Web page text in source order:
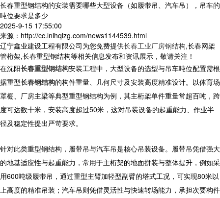
长春重型钢结构的安装需要哪些大型设备（如履带吊、汽车吊），吊车的
吨位要求是多少
2025-9-15 17:55:00
来源：http://cc.lnlhqlzg.com/news1144539.html
辽宁鑫业建设工程有限公司为您免费提供长春工业厂房钢结构,长春网架
管桁架,长春重型钢结构等相关信息发布和资讯展示，敬请关注！
在沈阳长春重型钢结构安装工程中，大型设备的选型与吊车吨位配置需根
据重型长春钢结构的构件重量、几何尺寸及安装高度精准设计。以体育场
罩棚、厂房主梁等典型重型钢结构为例，其主桁架单件重量常超百吨，跨
度可达数十米，安装高度超过50米，这对吊装设备的起重能力、作业半
径及稳定性提出严苛要求。
针对此类重型钢结构 ，履带吊与汽车吊是核心吊装设备。履带吊凭借强大
的地基适应性与起重能力，常用于主桁架的地面拼装与整体提升，例如采
用600吨级履带吊，通过重型主臂加轻型副臂的塔式工况，可实现80米以
上高度的精准吊装；汽车吊则凭借灵活性与快速转场能力，承担次要构件